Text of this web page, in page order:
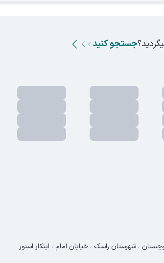
جستجو کنید
، شهرستان راسک ، خیابان امام ، ابتکار استور